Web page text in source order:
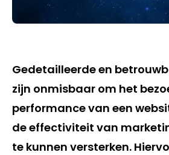
Gedetailleerde en
zijn onmisbaar om het
performance van een
de effectiviteit van
te kunnen versterken.